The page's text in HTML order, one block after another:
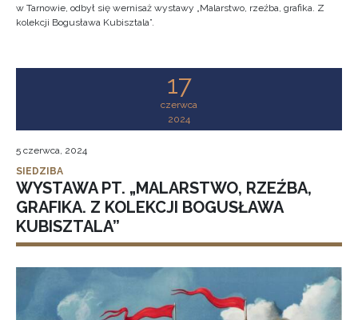
w Tarnowie, odbył się wernisaż wystawy „Malarstwo, rzeźba, grafika. Z
kolekcji Bogusława Kubisztala”.
17
czerwca
2024
5 czerwca, 2024
SIEDZIBA
WYSTAWA PT. „MALARSTWO, RZEŹBA,
GRAFIKA. Z KOLEKCJI BOGUSŁAWA
KUBISZTALA”